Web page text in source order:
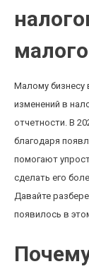
Малому бизнесу
изменений в
отчетности. В
благодаря
помогают
сделать его
Давайте
появилось в